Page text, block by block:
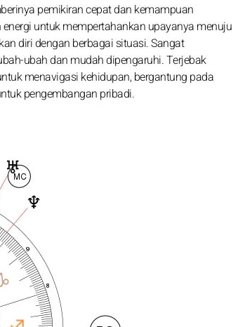
pemikiran cepat dan kemampuan
untuk mempertahankan upayanya menuju
diri dengan berbagai situasi. Sangat
ubah dan mudah dipengaruhi. Terjebak
menavigasi kehidupan, bergantung pada
pengembangan pribadi.